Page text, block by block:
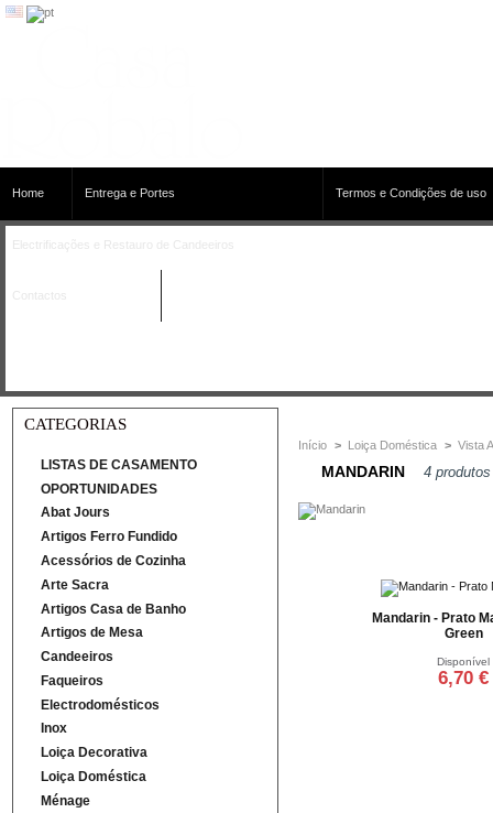
Home Entrega e Portes Termos e Condições de uso
Electrificações e Restauro de Candeeiros
Contactos
CATEGORIAS
LISTAS DE CASAMENTO
OPORTUNIDADES
Abat Jours
Artigos Ferro Fundido
Acessórios de Cozinha
Arte Sacra
Artigos Casa de Banho
Artigos de Mesa
Candeeiros
Faqueiros
Electrodomésticos
Inox
Loiça Decorativa
Loiça Doméstica
Ménage
Início > Loiça Doméstica > Vista
MANDARIN 4 produtos
Mandarin - Prato
Green
Disponível
6,70 €